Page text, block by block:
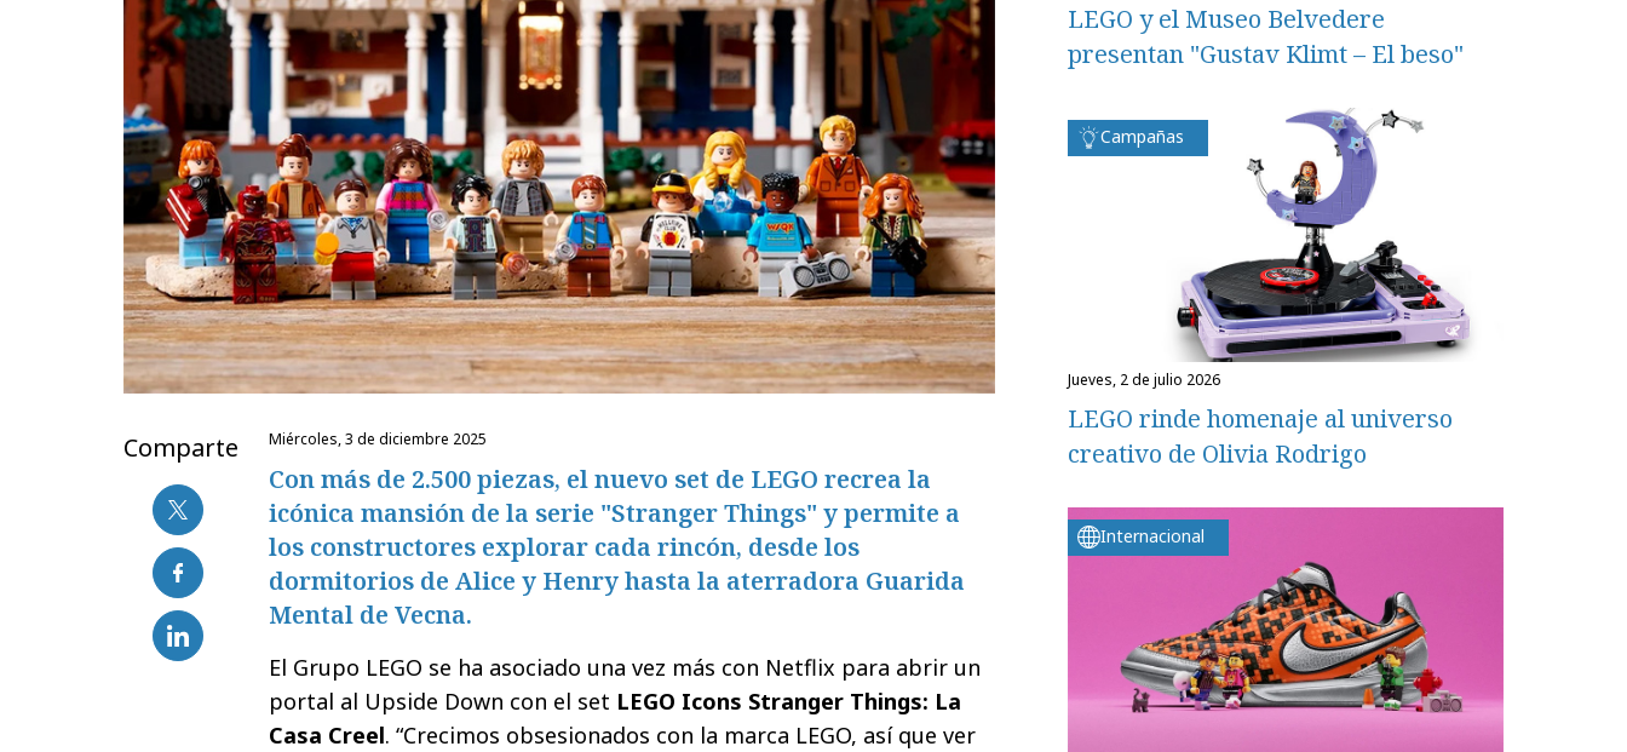
Comparte miércoles, 3 de diciembre 2025
Con más de 2.500 piezas, el nuevo set de LEGO recrea la
icónica mansión de la serie "Stranger Things" y permite a
los constructores explorar cada rincón, desde los
dormitorios de Alice y Henry hasta la aterradora Guarida
Mental de Vecna.
El Grupo LEGO se ha asociado una vez más con Netflix para abrir un
portal al Upside Down con el set LEGO Icons Stranger Things: La
Casa Creel. “Crecimos obsesionados con la marca LEGO, así que ver
LEGO y el Museo Belvedere
presentan "Gustav Klimt – El beso"
Campañas
jueves, 2 de julio 2026
LEGO rinde homenaje al universo
creativo de Olivia Rodrigo
Internacional